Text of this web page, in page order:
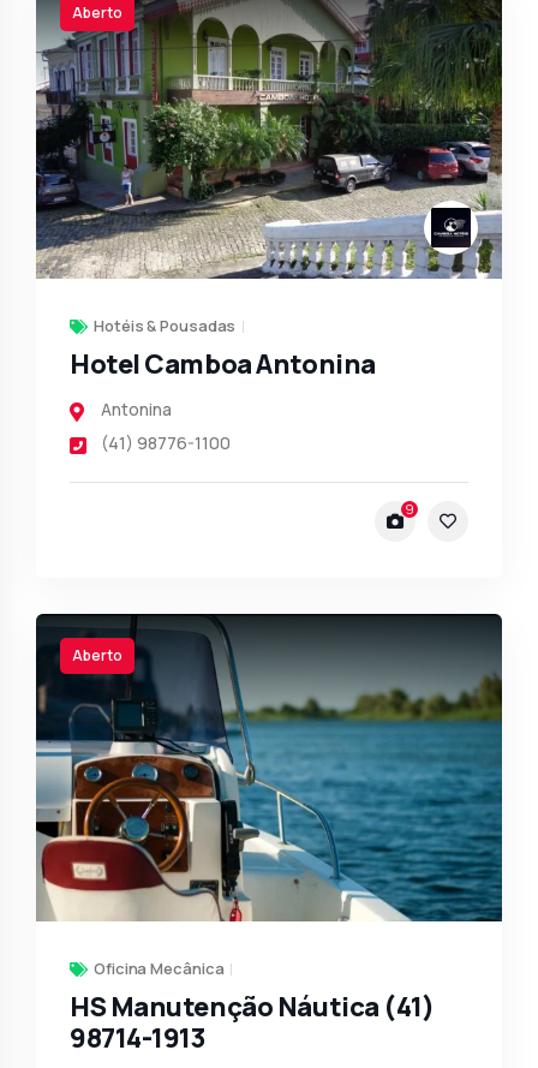
Aberto
Hotéis & Pousadas
Hotel Camboa Antonina
Antonina
(41) 98776-1100
9
Aberto
Oficina Mecânica
HS Manutenção Náutica (41)
98714-1913